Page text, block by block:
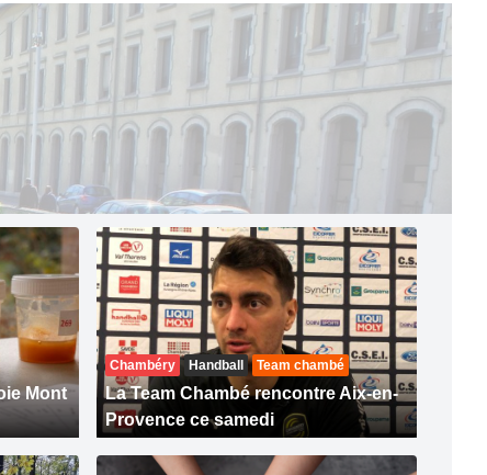
Mont
Chambéry Handball Team chambé
La Team Chambé rencontre Aix-en-
Provence ce samedi